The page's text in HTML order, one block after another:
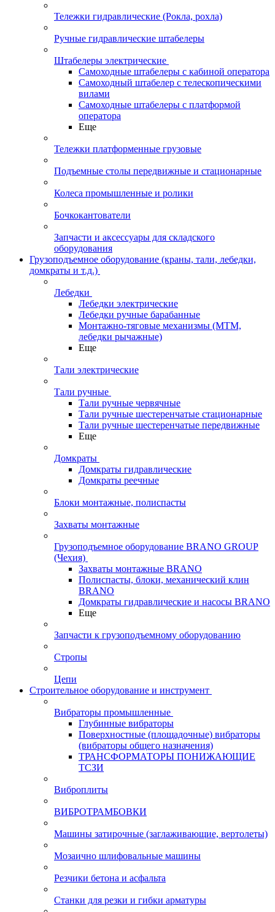
Тележки гидравлические (Рокла, рохла)
Ручные гидравлические штабелеры
Штабелеры электрические
Самоходные штабелеры с кабиной оператора
Самоходный штабелер с телескопическими
вилами
Самоходные штабелеры с платформой
оператора
Еще
Тележки платформенные грузовые
Подъемные столы передвижные и стационарные
Колеса промышленные и ролики
Бочкокантователи
Запчасти и аксессуары для складского
оборудования
Грузоподъемное оборудование (краны, тали, лебедки,
домкраты и т.д.)
Лебедки
Лебедки электрические
Лебедки ручные барабанные
Монтажно-тяговые механизмы (МТМ,
лебедки рычажные)
Еще
Тали электрические
Тали ручные
Тали ручные червячные
Тали ручные шестеренчатые стационарные
Тали ручные шестеренчатые передвижные
Еще
Домкраты
Домкраты гидравлические
Домкраты реечные
Блоки монтажные, полиспасты
Захваты монтажные
Грузоподъемное оборудование BRANO GROUP
(Чехия)
Захваты монтажные BRANO
Полиспасты, блоки, механический клин
BRANO
Домкраты гидравлические и насосы BRANO
Еще
Запчасти к грузоподъемному оборудованию
Стропы
Цепи
Строительное оборудование и инструмент
Вибраторы промышленные
Глубинные вибраторы
Поверхностные (площадочные) вибраторы
(вибраторы общего назначения)
ТРАНСФОРМАТОРЫ ПОНИЖАЮЩИЕ
ТСЗИ
Виброплиты
ВИБРОТРАМБОВКИ
Машины затирочные (заглаживающие, вертолеты)
Мозаично шлифовальные машины
Резчики бетона и асфальта
Станки для резки и гибки арматуры